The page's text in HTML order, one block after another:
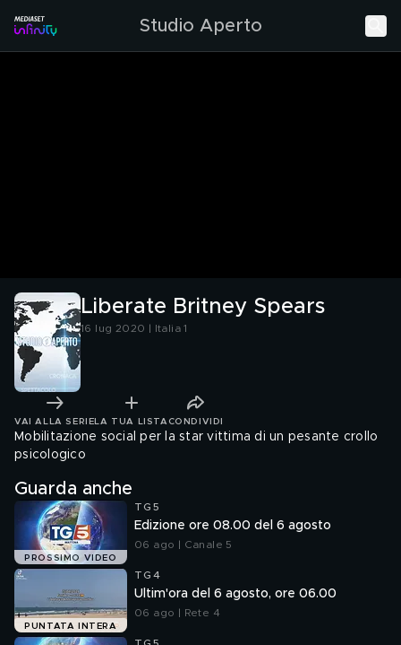
Studio Aperto
Liberate Britney Spears
16 lug 2020 | Italia 1
VAI ALLA SERIE LA TUA LISTA CONDIVIDI
Mobilitazione social per la star vittima di un pesante crollo
psicologico
Guarda anche
PROSSIMO VIDEO
TG5
Edizione ore 08.00 del 6 agosto
06 ago | Canale 5
PUNTATA INTERA
TG4
Ultim'ora del 6 agosto, ore 06.00
06 ago | Rete 4